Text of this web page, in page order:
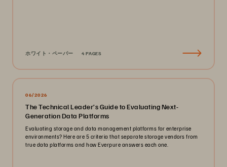
ホワイト・ペーパー 4 PAGES
06/2026
The Technical Leader’s Guide to Evaluating Next-
Generation Data Platforms
Evaluating storage and data management platforms for enterprise
environments? Here are 5 criteria that separate storage vendors from
true data platforms and how Everpure answers each one.